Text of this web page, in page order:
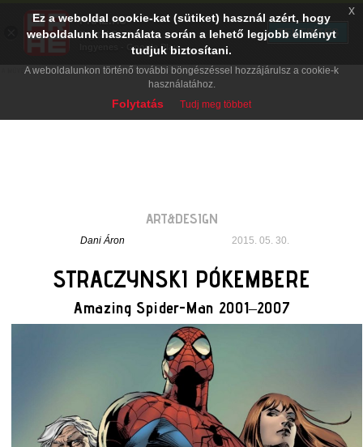
ART&DESIGN
Dani Áron 2015. 05. 30.
STRACZYNSKI PÓKEMBERE
Amazing Spider-Man 2001–2007
Ez a weboldal cookie-kat (sütiket) használ azért, hogy
weboldalunk használata során a lehető legjobb élményt
tudjuk biztosítani.
A weboldalunkon történő további böngészéssel hozzájárulsz a cookie-k
használatához.
Folytatás Tudj meg többet
x
PRAE.HU
Digital Evolution
Ingyenes - Google Play
TELEPÍTÉS